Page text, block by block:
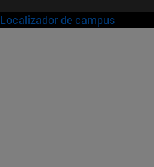
Localizador de campus